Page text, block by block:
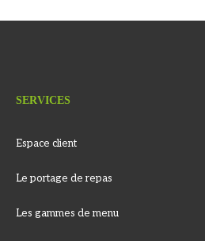
SERVICES
Espace client
Le portage de repas
Les gammes de menu